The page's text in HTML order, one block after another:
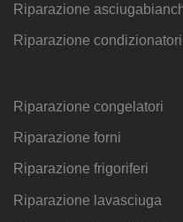
Riparazione
Riparazione condizionatori
Riparazione congelatori
Riparazione forni
Riparazione frigoriferi
Riparazione lavasciuga